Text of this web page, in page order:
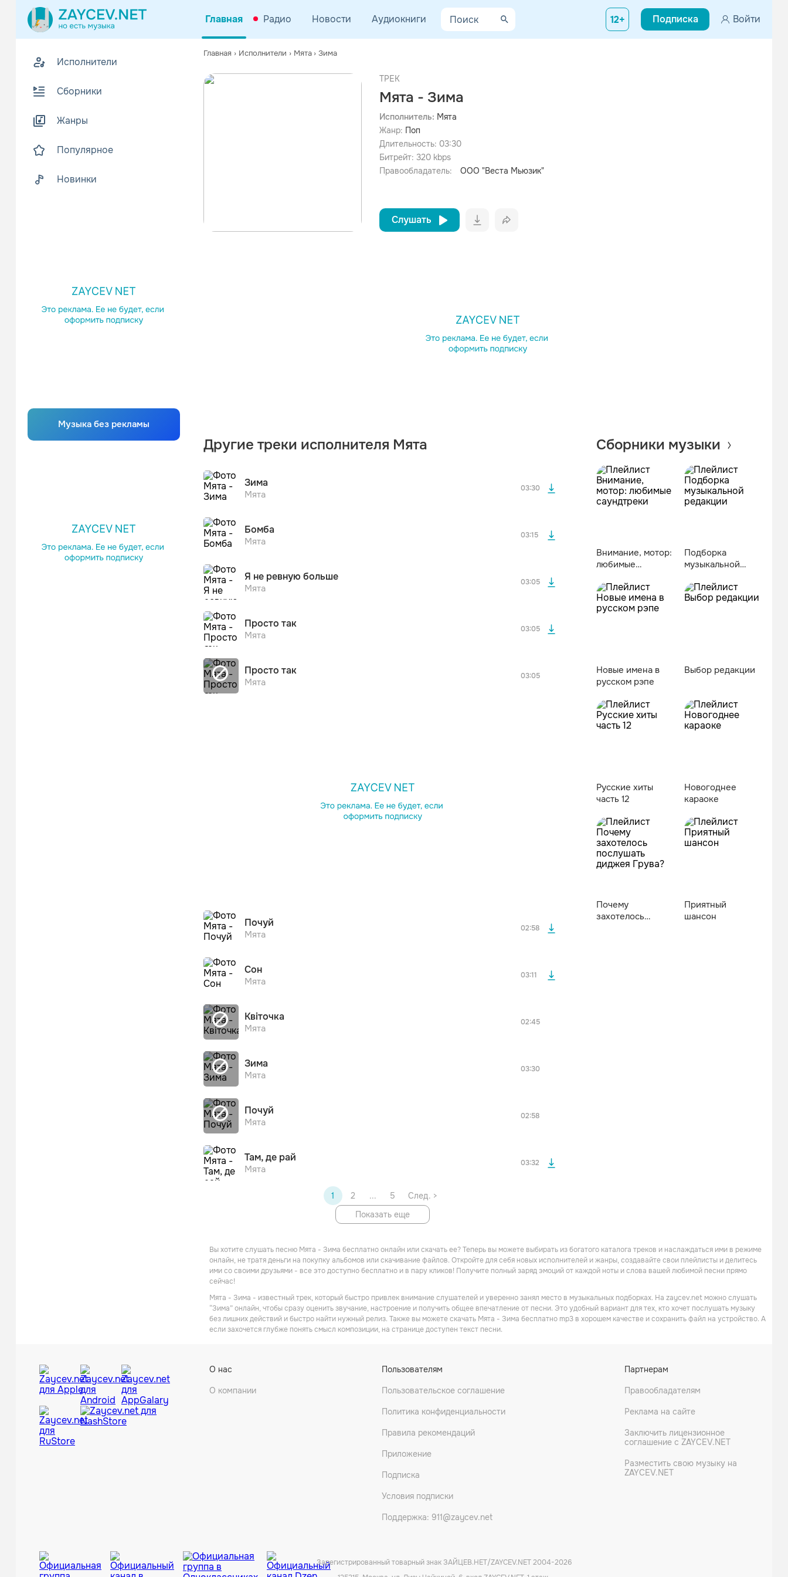
Главная Радио Новости Аудиокниги 12+ Подписка Войти
Исполнители
Сборники
Жанры
Популярное
Новинки
Музыка без рекламы
Главная › Исполнители › Мята › Зима
ТРЕК
Мята - Зима
Исполнитель: Мята
Жанр: Поп
Длительность: 03:30
Битрейт: 320 kbps
Правообладатель:
ООО "Веста Мьюзик"
Слушать
просмотра рекламы
оформления подписки.
После просмотра Вы сможете скачать 3 файла без
дополнительной рекламы!
Другие треки исполнителя Мята
Зима
Мята
03:30
Бомба
Мята
03:15
просмотра рекламы
Я не ревную больше
Мята
03:05
Просто так
Мята
03:05
Просто так
Мята
03:05
Почуй
Мята
02:58
Сон
Мята
03:11
Квіточка
Мята
02:45
Зима
Мята
03:30
Почуй
Мята
02:58
Там, де рай
Мята
03:32
1 2 ... 5
След. >
Показать еще
Сборники музыки
Внимание, мотор:
любимые
Подборка
музыкальной
Новые имена в
русском рэпе
Выбор редакции
Русские хиты
часть 12
Новогоднее
караоке
Почему
захотелось
Приятный
шансон
Вы хотите слушать песню Мята - Зима бесплатно онлайн или скачать ее? Теперь вы можете выбирать из богатого каталога треков и наслаждаться ими в режиме
онлайн, не тратя деньги на покупку альбомов или скачивание файлов. Откройте для себя новых исполнителей и жанры, создавайте свои плейлисты и делитесь
ими со своими друзьями - все это доступно бесплатно и в пару кликов! Получите полный заряд эмоций от каждой ноты и слова вашей любимой песни прямо
сейчас!
Мята - Зима - известный трек, который быстро привлек внимание слушателей и уверенно занял место в музыкальных подборках. На zaycev.net можно слушать
“Зима” онлайн, чтобы сразу оценить звучание, настроение и получить общее впечатление от песни. Это удобный вариант для тех, кто хочет послушать музыку
без лишних действий и быстро найти нужный релиз. Также вы можете скачать Мята - Зима бесплатно mp3 в хорошем качестве и сохранить файл на устройство. А
если захочется глубже понять смысл композиции, на странице доступен текст песни.
О нас
О компании
Пользователям
Пользовательское соглашение
Политика конфиденциальности
Правила рекомендаций
Приложение
Подписка
Условия подписки
Поддержка: 911@zaycev.net
Партнерам
Правообладателям
Реклама на сайте
Заключить лицензионное
соглашение с ZAYCEV.NET
Разместить свою музыку на
ZAYCEV.NET
Зарегистрированный товарный знак ЗАЙЦЕВ.НЕТ/ZAYCEV.NET 2004-2026